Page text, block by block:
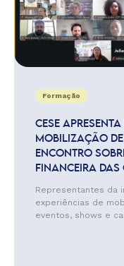
Formação
CESE
MOBILIZAÇÃO
ENCONTRO
FINANCEIRA DAS
Representantes da
experiências de
eventos, shows e